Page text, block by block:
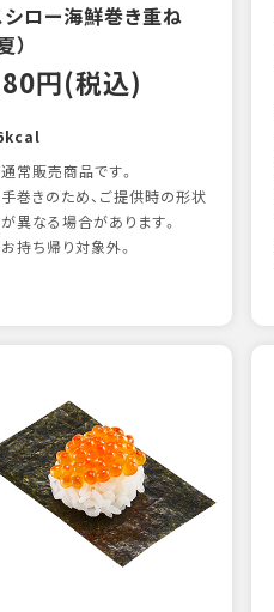
シロー海鮮巻き重ね
）
円(税込)
常販売商品です。
巻きのため、ご提供時の形状
異なる場合があります。
持ち帰り対象外。